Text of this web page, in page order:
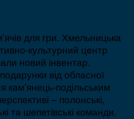
для гри. Хмельницька
культурний центр
новий інвентар.
від обласної
кам’янець-подільським
– полонські,
та шепетівські команди.